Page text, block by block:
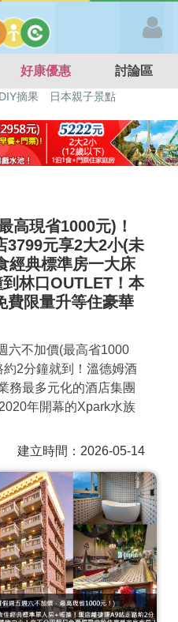
好康優惠 討論區
台北親子餐廳
溫泉泡湯SPA
高現省1000元)！
3799元享2大2小(未
經典標準房一大床
林口OUTLET！本
費限量升等住豪華
六不加價(最高省1000
2分鐘就到！溫德姆酒
務最多元化的酒店集團
年開幕的Xpark水族
建立時間：2026-05-14